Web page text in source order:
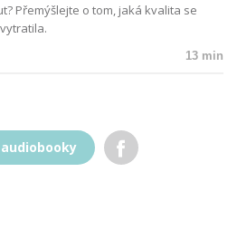
Přemýšlejte o tom, jaká kvalita se
13 min